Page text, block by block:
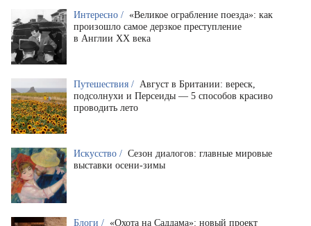
Интересно / «Великое ограбление поезда»: как
произошло самое дерзкое преступление
в Англии XX века
Путешествия / Август в Британии: вереск,
подсолнухи и Персеиды — 5 способов красиво
проводить лето
Искусство / Сезон диалогов: главные мировые
выставки осени-зимы
Блоги / «Охота на Саддама»: новый проект